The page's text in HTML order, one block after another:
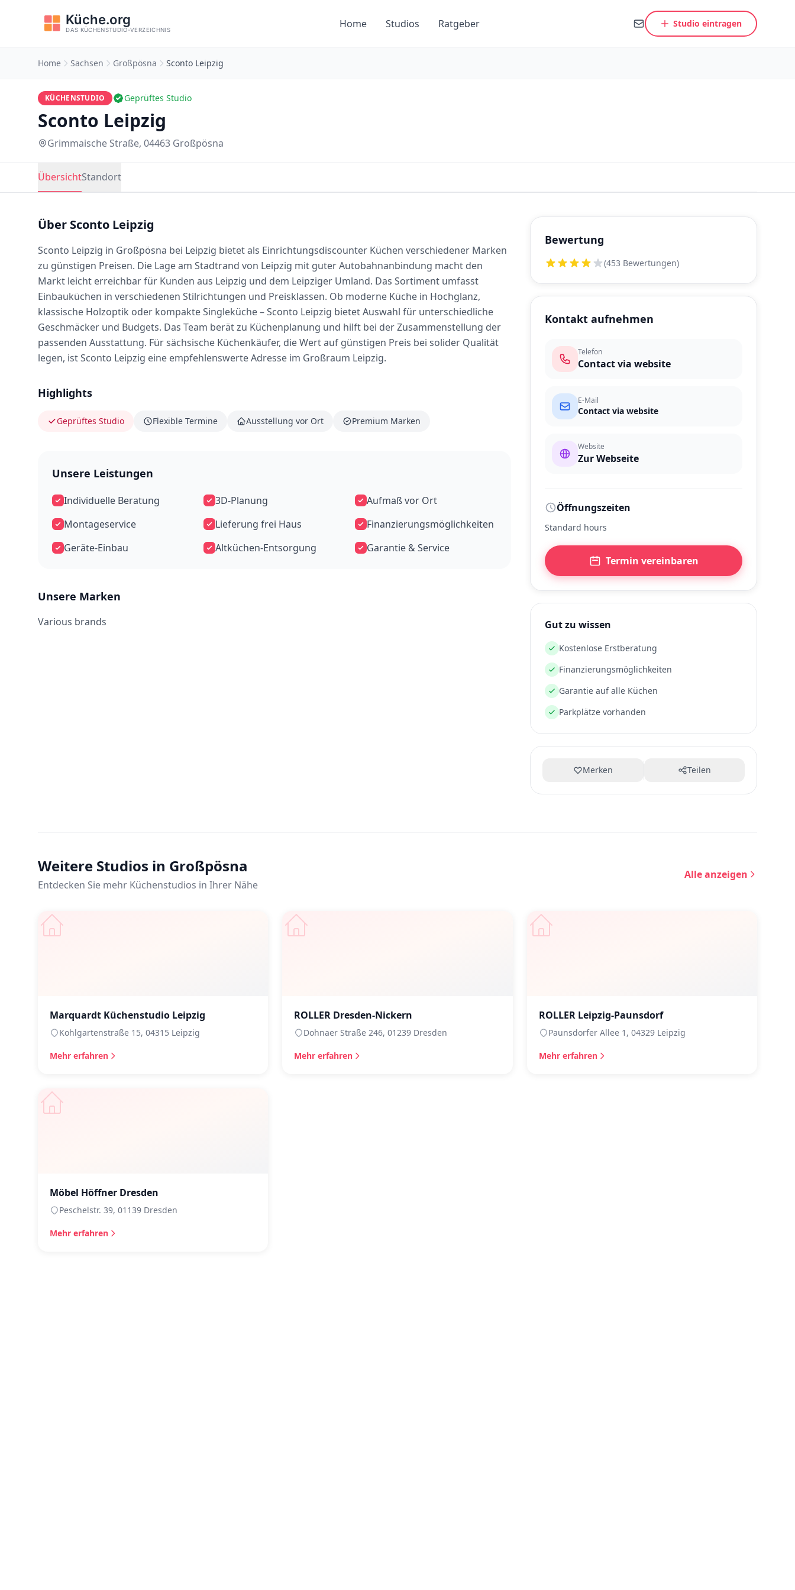
Home Studios Ratgeber Studio eintragen
Home Sachsen Großpösna Sconto Leipzig
KÜCHENSTUDIO Geprüftes Studio
Sconto Leipzig
Grimmaische Straße, 04463 Großpösna
ÜbersichtStandort
Über Sconto Leipzig
Sconto Leipzig in Großpösna bei Leipzig bietet als Einrichtungsdiscounter Küchen verschiedener Marken
zu günstigen Preisen. Die Lage am Stadtrand von Leipzig mit guter Autobahnanbindung macht den
Markt leicht erreichbar für Kunden aus Leipzig und dem Leipziger Umland. Das Sortiment umfasst
Einbauküchen in verschiedenen Stilrichtungen und Preisklassen. Ob moderne Küche in Hochglanz,
klassische Holzoptik oder kompakte Singleküche – Sconto Leipzig bietet Auswahl für unterschiedliche
Geschmäcker und Budgets. Das Team berät zu Küchenplanung und hilft bei der Zusammenstellung der
passenden Ausstattung. Für sächsische Küchenkäufer, die Wert auf günstigen Preis bei solider Qualität
legen, ist Sconto Leipzig eine empfehlenswerte Adresse im Großraum Leipzig.
Highlights
Geprüftes Studio Flexible Termine Ausstellung vor Ort Premium Marken
Unsere Leistungen
Individuelle Beratung 3D-Planung
Aufmaß vor Ort
Montageservice
Lieferung frei Haus
Finanzierungsmöglichkeiten
Geräte-Einbau
Altküchen-Entsorgung Garantie & Service
Unsere Marken
Various brands
Bewertung
(453 Bewertungen)
Kontakt aufnehmen
Telefon
Contact via website
E-Mail
Contact via website
Website
Zur Webseite
Öffnungszeiten
Standard hours
Termin vereinbaren
Gut zu wissen
Kostenlose Erstberatung
Finanzierungsmöglichkeiten
Garantie auf alle Küchen
Parkplätze vorhanden
Merken Teilen
Weitere Studios in Großpösna
Entdecken Sie mehr Küchenstudios in Ihrer Nähe
Alle anzeigen
Marquardt Küchenstudio Leipzig
Kohlgartenstraße 15, 04315 Leipzig
Mehr erfahren
ROLLER Dresden-Nickern
Dohnaer Straße 246, 01239 Dresden
Mehr erfahren
ROLLER Leipzig-Paunsdorf
Paunsdorfer Allee 1, 04329 Leipzig
Mehr erfahren
Möbel Höffner Dresden
Peschelstr. 39, 01139 Dresden
Mehr erfahren